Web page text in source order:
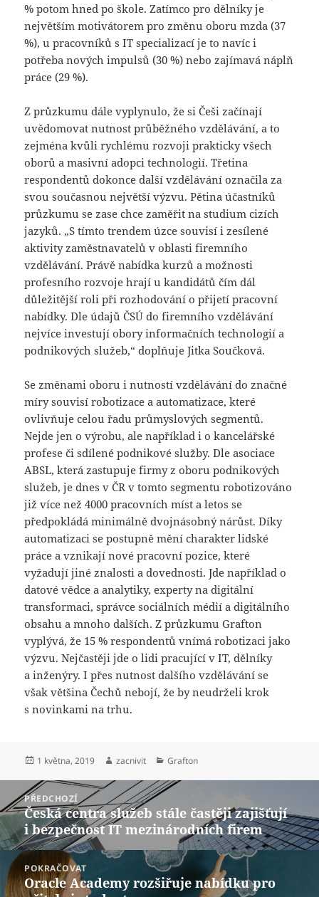
% potom hned po škole. Zatímco pro dělníky je
největším motivátorem pro změnu oboru mzda (37
%), u pracovníků s IT specializací je to navíc i
potřeba nových impulsů (30 %) nebo zajímavá náplň
práce (29 %).
Z průzkumu dále vyplynulo, že si Češi začínají
uvědomovat nutnost průběžného vzdělávání, a to
zejména kvůli rychlému rozvoji prakticky všech
oborů a masivní adopci technologií. Třetina
respondentů dokonce další vzdělávání označila za
svou současnou největší výzvu. Pětina účastníků
průzkumu se zase chce zaměřit na studium cizích
jazyků. „S tímto trendem úzce souvisí i zesílené
aktivity zaměstnavatelů v oblasti firemního
vzdělávání. Právě nabídka kurzů a možnosti
profesního rozvoje hrají u kandidátů čím dál
důležitější roli při rozhodování o přijetí pracovní
nabídky. Dle údajů ČSÚ do firemního vzdělávání
nejvíce investují obory informačních technologií a
podnikových služeb,“ doplňuje Jitka Součková.
Se změnami oboru i nutností vzdělávání do značné
míry souvisí robotizace a automatizace, které
ovlivňuje celou řadu průmyslových segmentů.
Nejde jen o výrobu, ale například i o kancelářské
profese či sdílené podnikové služby. Dle asociace
ABSL, která zastupuje firmy z oboru podnikových
služeb, je dnes v ČR v tomto segmentu robotizováno
již více než 4000 pracovních míst a letos se
předpokládá minimálně dvojnásobný nárůst. Díky
automatizaci se postupně mění charakter lidské
práce a vznikají nové pracovní pozice, které
vyžadují jiné znalosti a dovednosti. Jde například o
datové vědce a analytiky, experty na digitální
transformaci, správce sociálních médií a digitálního
obsahu a mnoho dalších. Z průzkumu Grafton
vyplývá, že 15 % respondentů vnímá robotizaci jako
výzvu. Nejčastěji jde o lidi pracující v IT, dělníky
a inženýry. I přes nutnost dalšího vzdělávání se
však většina Čechů nebojí, že by neudrželi krok
s novinkami na trhu.
Publikováno:
1 května, 2019 Autor:
zacnivit Rubriky:
Grafton
Navigace
pro
příspěvek
PŘEDCHOZÍ
Předchozí
příspěvek:
Česká centra služeb stále častěji zajišťují
i bezpečnost IT mezinárodních firem
POKRAČOVAT
Následující
Oracle Academy rozšiřuje nabídku pro